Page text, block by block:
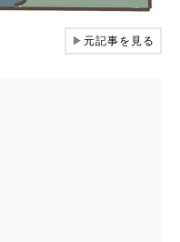
▶元記事を見る